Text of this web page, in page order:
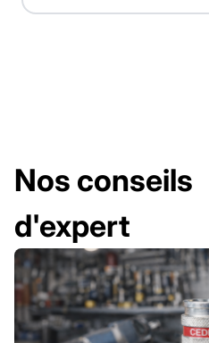
Nos conseils
d'expert